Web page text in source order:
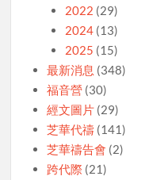
2022 (29)
2024(13)
2025 (15)
最新消息 (348)
福音營 (30)
經文圖片 (29)
芝華代禱 (141)
芝華禱告會 (2)
跨代際 (21)